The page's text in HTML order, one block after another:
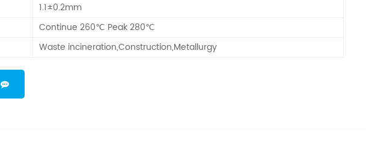
1.1±0.2mm
Continue 260℃ Peak 280℃
Waste incineration,Construction,Metallurgy